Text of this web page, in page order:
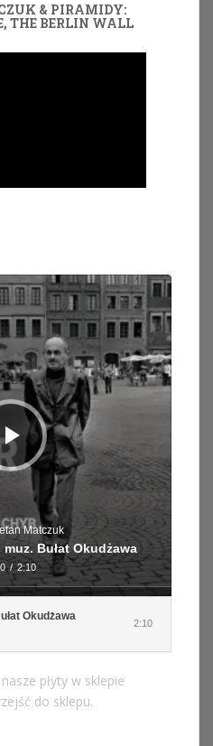
& PIRAMIDY:
THE BERLIN WALL
Matczuk
Bułat Okudżawa
/ 2:10
Okudżawa
2:10
płyty w sklepie
do sklepu.